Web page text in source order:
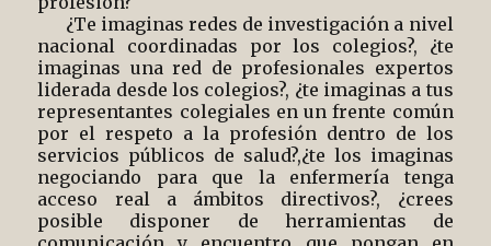
¿Te imaginas redes de investigación a nivel
nacional coordinadas por los colegios?, ¿te
imaginas una red de profesionales expertos
liderada desde los colegios?, ¿te imaginas a tus
representantes colegiales en un frente común
por el respeto a la profesión dentro de los
servicios públicos de salud?,¿te los imaginas
negociando para que la enfermería tenga
acceso real a ámbitos directivos?, ¿crees
posible disponer de herramientas de